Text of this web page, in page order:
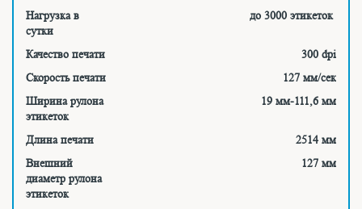
Нагрузка в
сутки
до 3000 этикеток
Качество печати
300 dpi
Скорость печати
127 мм/сек
Ширина рулона
этикеток
19 мм-111,6 мм
Длина печати
2514 мм
Внешний
диаметр рулона
этикеток
127 мм